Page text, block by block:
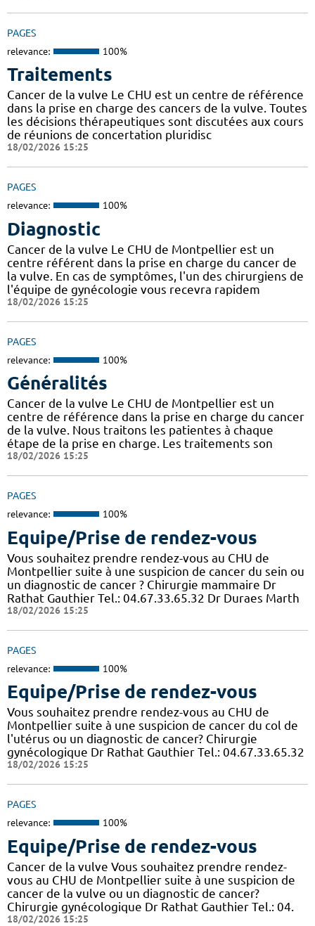
PAGES
relevance: 100%
Traitements
Cancer de la vulve Le CHU est un centre de référence
dans la prise en charge des cancers de la vulve. Toutes
les décisions thérapeutiques sont discutées aux cours
de réunions de concertation pluridisc
18/02/2026 15:25
PAGES
relevance: 100%
Diagnostic
Cancer de la vulve Le CHU de Montpellier est un
centre référent dans la prise en charge du cancer de
la vulve. En cas de symptômes, l'un des chirurgiens de
l'équipe de gynécologie vous recevra rapidem
18/02/2026 15:25
PAGES
relevance: 100%
Généralités
Cancer de la vulve Le CHU de Montpellier est un
centre de référence dans la prise en charge du cancer
de la vulve. Nous traitons les patientes à chaque
étape de la prise en charge. Les traitements son
18/02/2026 15:25
PAGES
relevance: 100%
Equipe/Prise de rendez-vous
Vous souhaitez prendre rendez-vous au CHU de
Montpellier suite à une suspicion de cancer du sein ou
un diagnostic de cancer ? Chirurgie mammaire Dr
Rathat Gauthier Tel.: 04.67.33.65.32 Dr Duraes Marth
18/02/2026 15:25
PAGES
relevance: 100%
Equipe/Prise de rendez-vous
Vous souhaitez prendre rendez-vous au CHU de
Montpellier suite à une suspicion de cancer du col de
l'utérus ou un diagnostic de cancer? Chirurgie
gynécologique Dr Rathat Gauthier Tel.: 04.67.33.65.32
18/02/2026 15:25
PAGES
relevance: 100%
Equipe/Prise de rendez-vous
Cancer de la vulve Vous souhaitez prendre rendez-
vous au CHU de Montpellier suite à une suspicion de
cancer de la vulve ou un diagnostic de cancer?
Chirurgie gynécologique Dr Rathat Gauthier Tel.: 04.
18/02/2026 15:25